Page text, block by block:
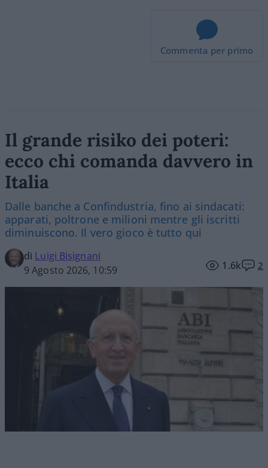
Commenta per primo
Il grande risiko dei poteri:
ecco chi comanda davvero in
Italia
Dalle banche a Confindustria, fino ai sindacati:
apparati, poltrone e milioni mentre gli iscritti
diminuiscono. Il vero gioco è tutto qui
di Luigi Bisignani
9 Agosto 2026, 10:59
1.6k 2